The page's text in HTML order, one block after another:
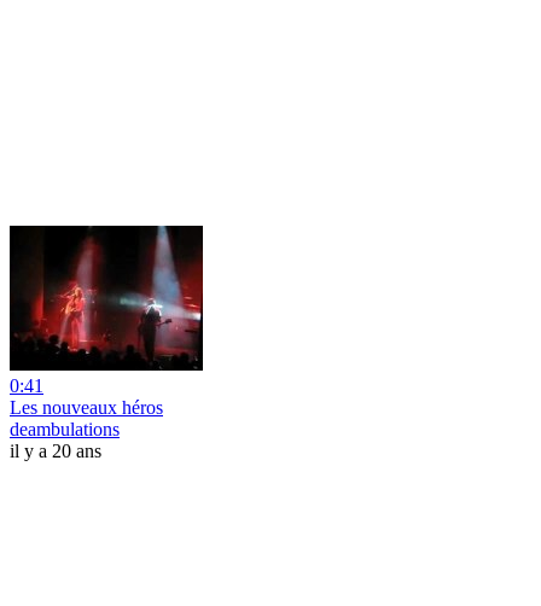
0:41
Les nouveaux héros
deambulations
il y a 20 ans